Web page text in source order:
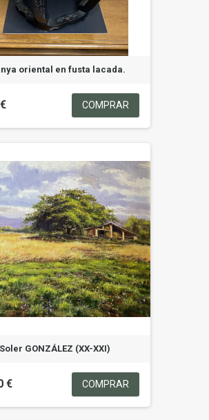
oriental en fusta lacada.
COMPRAR
Soler GONZÁLEZ (XX-XXI)
€ COMPRAR